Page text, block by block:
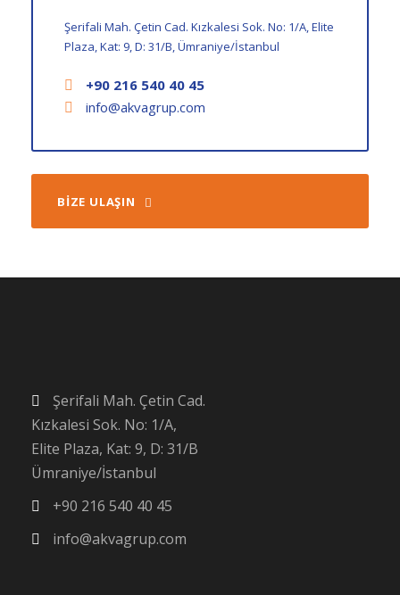
Şerifali Mah. Çetin Cad. Kızkalesi Sok. No: 1/A, Elite
Plaza, Kat: 9, D: 31/B, Ümraniye/İstanbul
+90 216 540 40 45
info@akvagrup.com
BIZE ULAŞIN
Şerifali Mah. Çetin Cad.
Kızkalesi Sok. No: 1/A,
Elite Plaza, Kat: 9, D: 31/B
Ümraniye/İstanbul
+90 216 540 40 45
info@akvagrup.com